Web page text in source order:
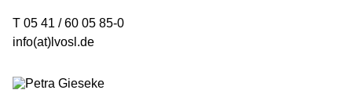
T 05 41 / 60 05 85-0
info(at)lvosl.de